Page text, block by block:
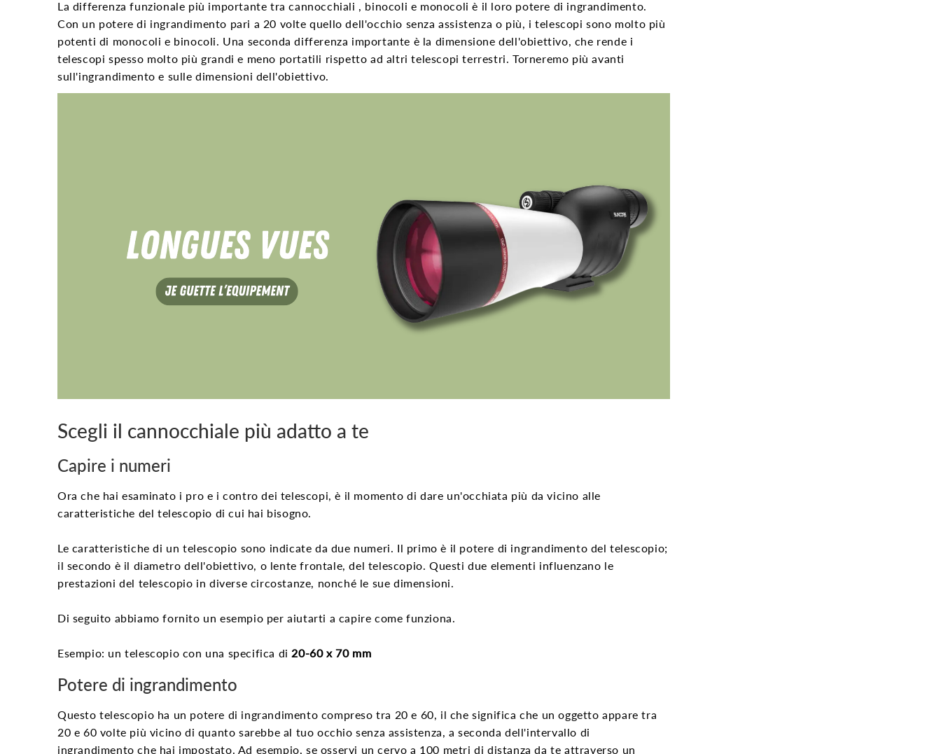
La differenza funzionale più importante tracannocchiali , binocoli e monocoli è il loro potere di ingrandimento.
Con un potere di ingrandimento pari a 20 volte quello dell'occhio senza assistenza o più, i telescopi sono molto più
potenti di monocoli e binocoli. Una seconda differenza importante è la dimensione dell'obiettivo, che rende i
telescopi spesso molto più grandi e meno portatili rispetto ad altri telescopi terrestri. Torneremo più avanti
sull'ingrandimento e sulle dimensioni dell'obiettivo.
Scegli il cannocchiale più adatto a te
Capire i numeri
Ora che hai esaminato i pro e i contro dei telescopi, è il momento di dare un'occhiata più da vicino alle
caratteristiche del telescopio di cui hai bisogno.
Le caratteristiche di un telescopio sono indicate da due numeri. Il primo è il potere di ingrandimento del telescopio;
il secondo è il diametro dell'obiettivo, o lente frontale, del telescopio. Questi due elementi influenzano le
prestazioni del telescopio in diverse circostanze, nonché le sue dimensioni.
Di seguito abbiamo fornito un esempio per aiutarti a capire come funziona.
Esempio: un telescopio con una specifica di20-60 x 70 mm
Potere di ingrandimento
Questo telescopio ha un potere di ingrandimento compreso tra 20 e 60, il che significa che un oggetto appare tra
20 e 60 volte più vicino di quanto sarebbe al tuo occhio senza assistenza, a seconda dell'intervallo di
ingrandimento che hai impostato. Ad esempio, se osservi un cervo a 100 metri di distanza da te attraverso un